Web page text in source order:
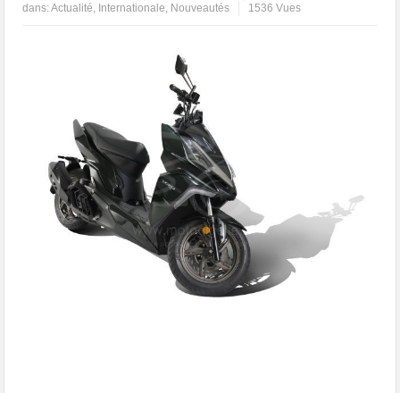
dans:Actualité, Internationale, Nouveautés 1536 Vues